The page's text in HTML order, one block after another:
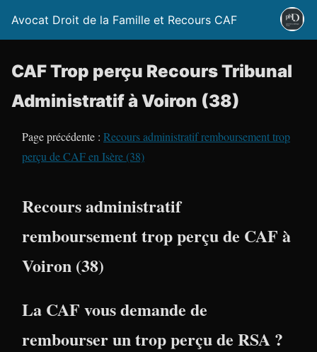
Avocat Droit de la Famille et Recours CAF
CAF Trop perçu Recours Tribunal
Administratif à Voiron (38)
Page précédente : Recours administratif remboursement trop
perçu de CAF en Isère (38)
Recours administratif
remboursement trop perçu de CAF à
Voiron (38)
La CAF vous demande de
rembourser un trop perçu de RSA ?